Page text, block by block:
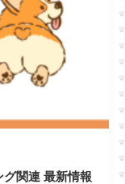
グ関連 最新情報